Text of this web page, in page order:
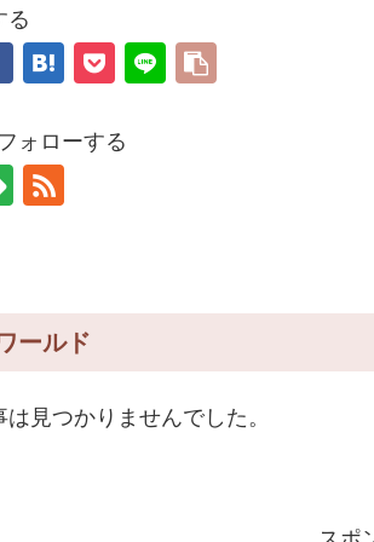
る
ォローする
ールド
は見つかりませんでした。